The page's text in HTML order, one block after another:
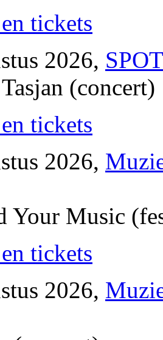
tickets
2026,
(concert)
tickets
2026,
Your Music
tickets
2026,